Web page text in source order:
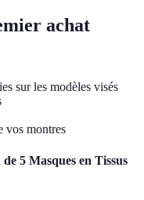
achat
sur les modèles visés
vos montres
5 Masques en Tissus